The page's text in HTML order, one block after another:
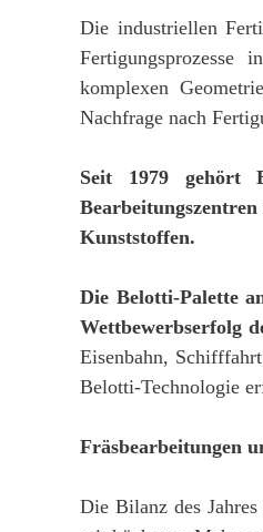
Die industriellen
Fertigungsprozesse
komplexen
Nachfrage nach
Seit 1979 gehört
Kunststoffen.
Die Belotti-Palette
Wettbewerbserfolg
Eisenbahn,
Belotti-Technologie
Fräsbearbeitungen
Die Bilanz des